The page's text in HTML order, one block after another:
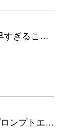
通訳の繁忙期はいつ？ ご相談は早すぎることはありません。（通訳ブログ）
AIで継続的改善を推進する：AIプロンプトエンジニアリングへの品質思考の適用-3（品証品管ニュース）